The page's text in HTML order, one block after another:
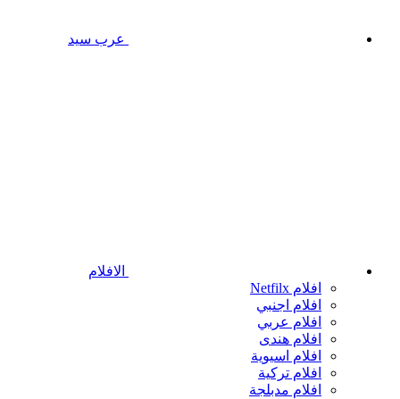
عرب سيد
الافلام
افلام Netfilx
افلام اجنبي
افلام عربي
افلام هندى
افلام اسيوية
افلام تركية
افلام مدبلجة